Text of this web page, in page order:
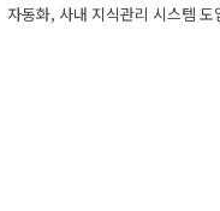
자동화, 사내 지식관리 시스템